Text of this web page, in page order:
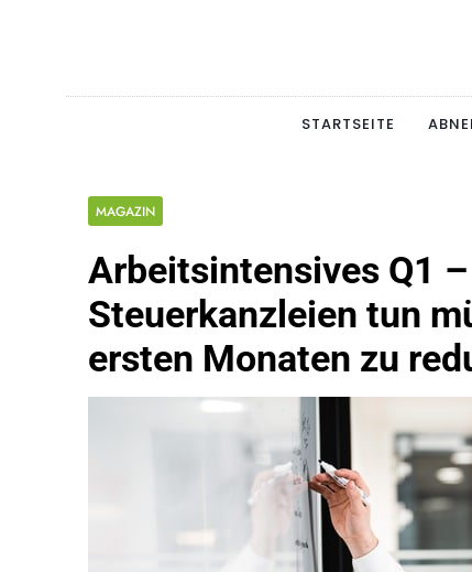
MAGERSUCHT.
STARTSEITE
MAGAZIN
Arbeitsintensives Q1
Steuerkanzleien tun
ersten Monaten zu